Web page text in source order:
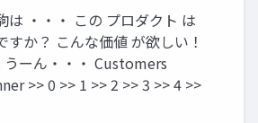
は ・・・ この プロダクト は
すか？ こんな価値 が欲しい！
うーん・・・ Customers
>> 0 >> 1 >> 2 >> 3 >> 4 >>